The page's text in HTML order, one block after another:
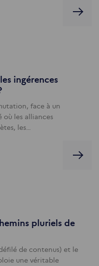
ingérences
face à un
les alliances
les…
pluriels de
de contenus) et le
une véritable